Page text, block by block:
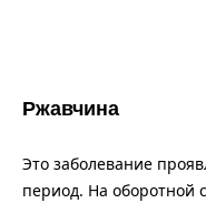
Ржавчина
Это заболевание
период. На оборотной